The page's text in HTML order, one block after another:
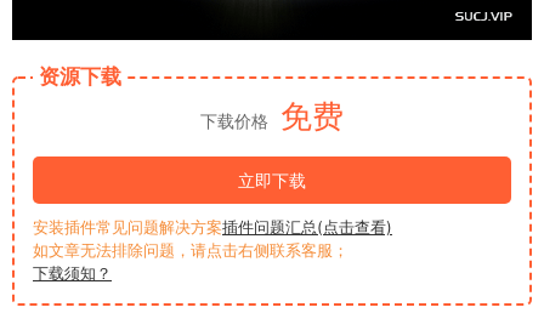
资源下载
下载价格 免费
立即下载
安装插件常见问题解决方案插件问题汇总(点击查看)
如文章无法排除问题，请点击右侧联系客服；
下载须知？